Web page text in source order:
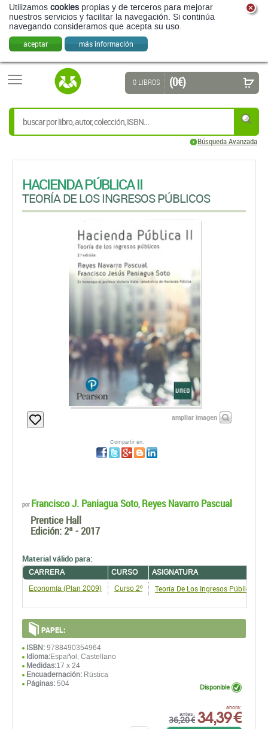
Utilizamos cookies propias y de terceros para mejorar
nuestros servicios y facilitar la navegación. Si continúa
navegando consideramos que acepta su uso.
aceptar más información
Búsqueda Avanzada
0 LIBROS (0 €)
HACIENDA PÚBLICA II
TEORÍA DE LOS INGRESOS PÚBLICOS
ampliar imagen
Compartir en:
por Francisco J. Paniagua Soto, Reyes Navarro Pascual
Prentice Hall
Edición:2ª - 2017
Material válido para:
CARRERA CURSO ASIGNATURA
Economía (Plan 2009)
Curso 2º Teoría De Los Ingresos Públicos
PAPEL:
ISBN: 9788490354964
Idioma:Español, Castellano
Medidas:17 x 24
Encuadernación: Rústica
Páginas: 504
antes:
36,20 €
ahora:
34,39 €
Disponible